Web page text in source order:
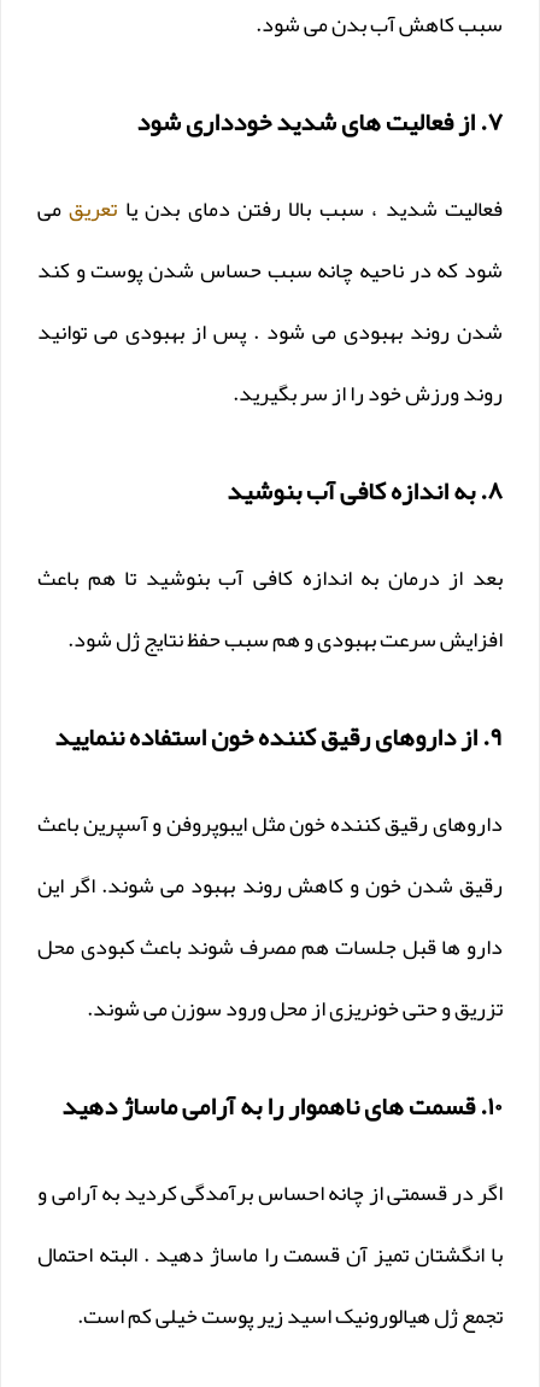
سبب کاهش آب بدن می شود.
۷. از فعالیت های شدید خودداری شود
فعالیت شدید ، سبب بالا رفتن دمای بدن یا تعریقمی
شود که در ناحیه چانه سبب حساس شدن پوست و کند
شدن روند بهبودی می شود . پس از بهبودی می توانید
روند ورزش خود را از سر بگیرید.
۸. به اندازه کافی آب بنوشید
بعد از درمان به اندازه کافی آب بنوشید تا هم باعث
افزایش سرعت بهبودی و هم سبب حفظ نتایج ژل شود.
۹. از داروهای رقیق کننده خون استفاده ننمایید
داروهای رقیق کننده خون مثل ایبوپروفن و آسپرین باعث
رقیق شدن خون و کاهش روند بهبود می شوند. اگر این
دارو ها قبل جلسات هم مصرف شوند باعث کبودی محل
تزریق و حتی خونریزی از محل ورود سوزن می شوند.
۱۰. قسمت های ناهموار را به آرامی ماساژ دهید
اگر در قسمتی از چانه احساس برآمدگی کردید به آرامی و
با انگشتان تمیز آن قسمت را ماساژ دهید . البته احتمال
تجمع ژل هیالورونیک اسید زیر پوست خیلی کم است.